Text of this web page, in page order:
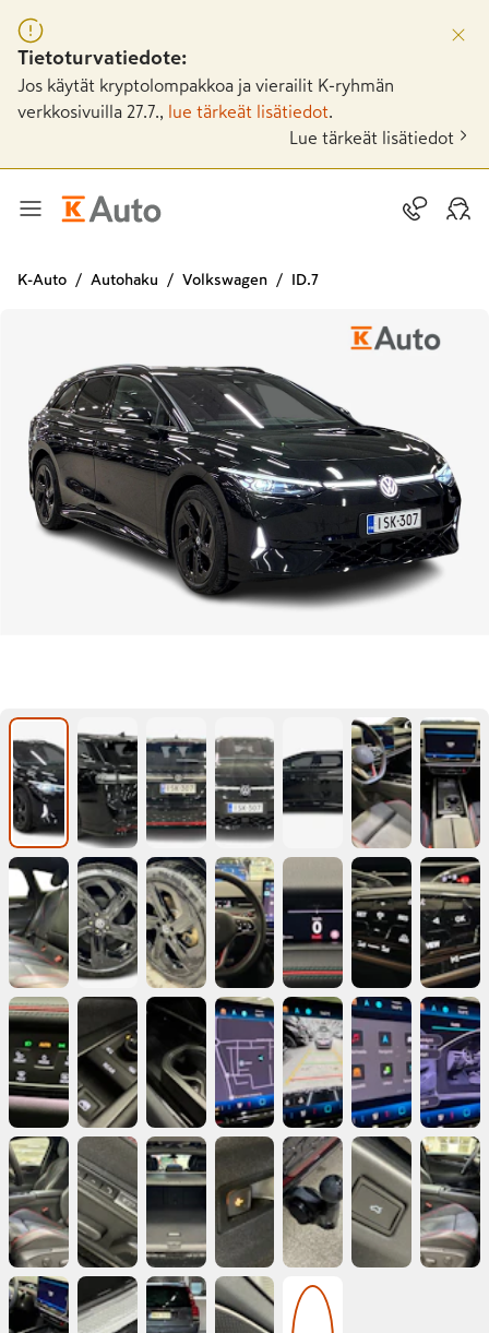
Tietoturvatiedote:
Jos käytät kryptolompakkoa ja vierailit K-ryhmän
verkkosivuilla 27.7.,
lue tärkeät lisätiedot
Lue tärkeät lisätiedot
K-Auto Autohaku Volkswagen ID.7